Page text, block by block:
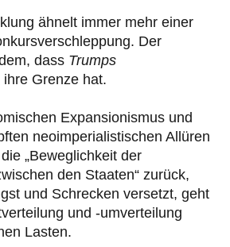
ähnelt immer mehr einer
Der
dass Trumps
Grenze hat.
Expansionismus und
neoimperialistischen Allüren
„Beweglichkeit der
den Staaten“ zurück,
und Schrecken versetzt, geht
und -umverteilung
Lasten.